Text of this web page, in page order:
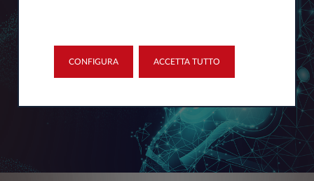
CONFIGURA ACCETTA TUTTO